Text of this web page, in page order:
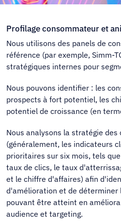
Profilage consommateur et
Nous utilisons des panels de
référence (par exemple, Simm-
stratégiques internes pour
Nous pouvons identifier : les
prospects à fort potentiel, les
potentiel de croissance (en
Nous analysons la stratégie des
(généralement, les indicateurs
prioritaires sur six mois, tels
taux de clics, le taux
et le chiffre d'affaires) afin
d'amélioration et de déterminer
pouvant être atteint en
audience et targeting.